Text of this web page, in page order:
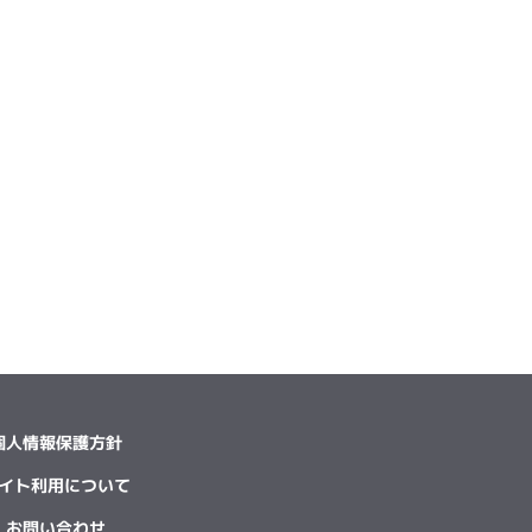
人情報保護方針
ト利用について
お問い合わせ